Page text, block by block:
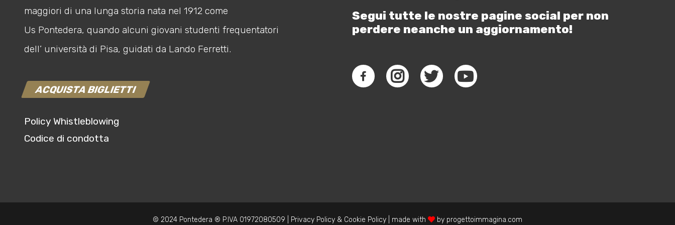
maggiori di una lunga storia nata nel 1912 come
Us Pontedera, quando alcuni giovani studenti frequentatori
dell’ università di Pisa, guidati da Lando Ferretti.
ACQUISTA BIGLIETTI
Policy Whistleblowing
Codice di condotta
Segui tutte le nostre pagine social per non
perdere neanche un aggiornamento!
© 2024 Pontedera ® P.IVA 01972080509 | Privacy Policy & Cookie Policy | made with by progettoimmagina.com